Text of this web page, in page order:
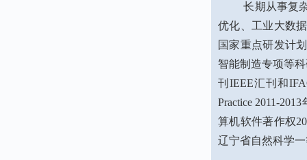
长期从事复杂
优化、工业大数
国家重点研发计
智能制造专项等
刊IEEE汇刊和
Practice 2011-
算机软件著作权
辽宁省自然科学